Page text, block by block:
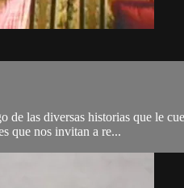
las diversas historias que le
que nos invitan a re...